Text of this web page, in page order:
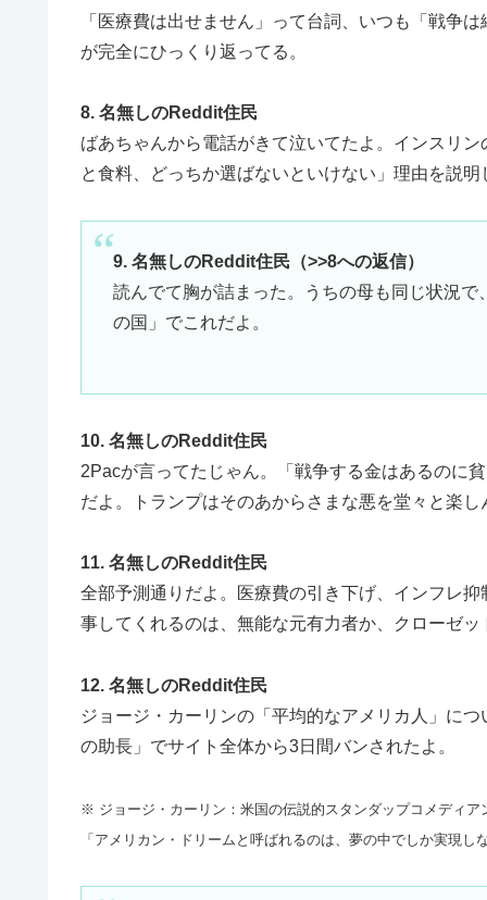
「医療費は出せません」って台詞、いつも「戦争
が完全にひっくり返ってる。
8. 名無しのReddit住民
ばあちゃんから電話がきて泣いてたよ。インスリ
と食料、どっちか選ばないといけない」理由を説
9. 名無しのReddit住民（>>8への返信）
読んでて胸が詰まった。うちの母も同じ状況
の国」でこれだよ。
10. 名無しのReddit住民
2Pacが言ってたじゃん。「戦争する金はあるのに
だよ。トランプはそのあからさまな悪を堂々と楽し
11. 名無しのReddit住民
全部予測通りだよ。医療費の引き下げ、インフレ
事してくれるのは、無能な元有力者か、クローゼ
12. 名無しのReddit住民
ジョージ・カーリンの「平均的なアメリカ人」に
の助長」でサイト全体から3日間バンされたよ。
※ ジョージ・カーリン：米国の伝説的スタンダップコメディ
「アメリカン・ドリームと呼ばれるのは、夢の中でしか実現